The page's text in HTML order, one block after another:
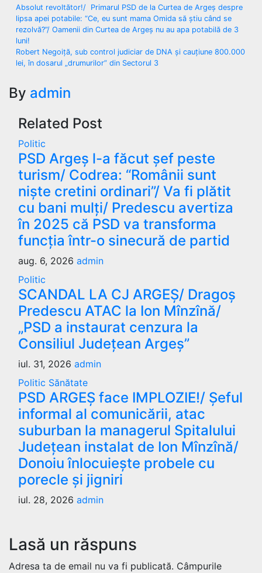
Navigare
în
articole
Absolut revoltător!/ Primarul PSD de la Curtea de Argeș despre
lipsa apei potabile: “Ce, eu sunt mama Omida să știu când se
rezolvă?”/ Oamenii din Curtea de Argeș nu au apa potabilă de 3
luni!
Robert Negoiță, sub control judiciar de DNA și cauțiune 800.000
lei, în dosarul „drumurilor” din Sectorul 3
By admin
Related Post
Politic
PSD Argeș l-a făcut șef peste
turism/ Codrea: “Românii sunt
niște cretini ordinari”/ Va fi plătit
cu bani mulți/ Predescu avertiza
în 2025 că PSD va transforma
funcția într-o sinecură de partid
aug. 6, 2026 admin
Politic
SCANDAL LA CJ ARGEȘ/ Dragoș
Predescu ATAC la Ion Mînzînă/
„PSD a instaurat cenzura la
Consiliul Județean Argeș”
iul. 31, 2026 admin
Politic Sănătate
PSD ARGEȘ face IMPLOZIE!/ Șeful
informal al comunicării, atac
suburban la managerul Spitalului
Județean instalat de Ion Mînzînă/
Donoiu înlocuiește probele cu
porecle și jigniri
iul. 28, 2026 admin
Lasă un răspuns
Adresa ta de email nu va fi publicată. Câmpurile